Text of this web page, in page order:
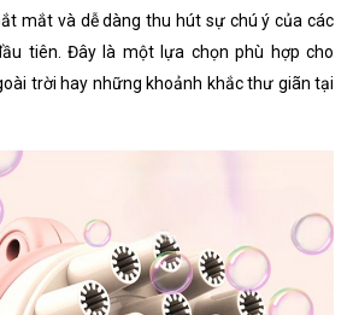
mắt và dễ dàng thu hút sự chú ý của các
tiên. Đây là một lựa chọn phù hợp cho
trời hay những khoảnh khắc thư giãn tại